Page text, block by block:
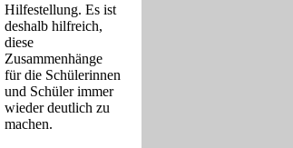
Hilfestellung. Es ist
deshalb hilfreich,
diese
Zusammenhänge
für die Schülerinnen
und Schüler immer
wieder deutlich zu
machen.